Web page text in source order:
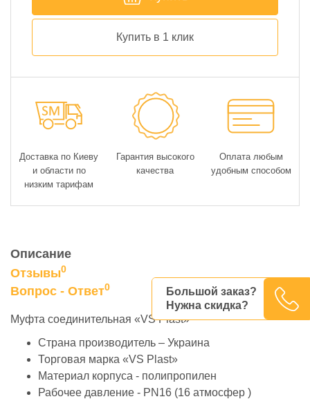
Купить в 1 клик
Большой заказ?
Нужна скидка?
Доставка по Киеву
и области по
низким тарифам
Гарантия высокого
качества
Оплата любым
удобным способом
Описание
Отзывы0
Вопрос - Ответ0
Муфта соединительная «VS Plast»
Страна производитель – Украина
Торговая марка «VS Plast»
Материал корпуса - полипропилен
Рабочее давление - PN16 (16 атмосфер )